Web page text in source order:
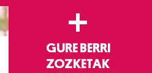
+
GURE BERRI
ZOZKETAK